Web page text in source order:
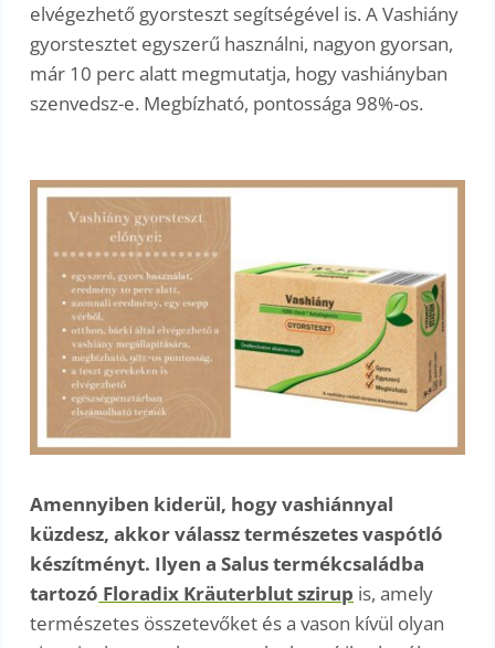
elvégezhető gyorsteszt segítségével is. A Vashiány
gyorstesztet egyszerű használni, nagyon gyorsan,
már 10 perc alatt megmutatja, hogy vashiányban
szenvedsz-e. Megbízható, pontossága 98%-os.
Amennyiben kiderül, hogy vashiánnyal
küzdesz, akkor válassz természetes vaspótló
készítményt. Ilyen a Salus termékcsaládba
tartozó Floradix Kräuterblut szirup is, amely
természetes összetevőket és a vason kívül olyan